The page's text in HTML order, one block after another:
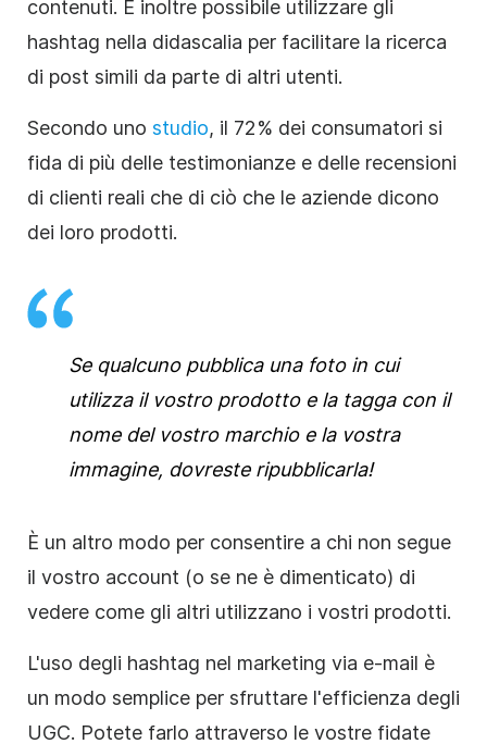
contenuti. È inoltre possibile utilizzare gli
hashtag nella didascalia per facilitare la ricerca
di post simili da parte di altri utenti.
Secondo uno studio, il 72% dei consumatori si
fida di più delle testimonianze e delle recensioni
di clienti reali che di ciò che le aziende dicono
dei loro prodotti.
Se qualcuno pubblica una foto in cui
utilizza il vostro prodotto e la tagga con il
nome del vostro marchio e la vostra
immagine, dovreste ripubblicarla!
È un altro modo per consentire a chi non segue
il vostro account (o se ne è dimenticato) di
vedere come gli altri utilizzano i vostri prodotti.
L'uso degli hashtag nel marketing via e-mail è
un modo semplice per sfruttare l'efficienza degli
UGC. Potete farlo attraverso le vostre fidate